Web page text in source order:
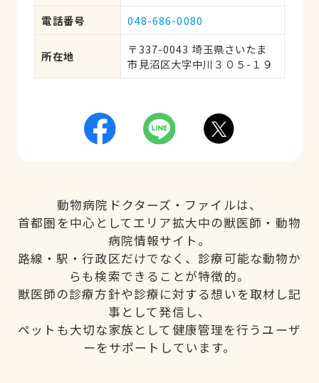
電話番号
048-686-0080
所在地
〒337-0043 埼玉県さいたま
市見沼区大字中川３０５-１９
動物病院ドクターズ・ファイルは、
首都圏を中心としてエリア拡大中の獣医師・動物
病院情報サイト。
路線・駅・行政区だけでなく、診療可能な動物か
らも検索できることが特徴的。
獣医師の診療方針や診療に対する想いを取材し記
事として発信し、
ペットも大切な家族として健康管理を行うユーザ
ーをサポートしています。